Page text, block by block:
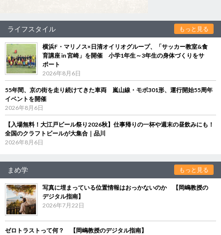
ライフスタイル もっと見る
横浜F・マリノス×日清オイリオグループ、「サッカー教室&食
育講座 in 宮崎」を開催 小学1年生～3年生の身体づくりをサ
ポート
2026年8月6日
55年間、京の街を走り続けてきた車両 嵐山線・モボ301形、運行開始55周年
イベントを開催
2026年8月6日
【入場無料！大江戸ビール祭り2026秋】仕事帰りの一杯や週末の昼飲みにも！
全国のクラフトビールが大集合｜品川
2026年8月6日
まめ学 もっと見る
写真に埋まっている位置情報はおっかないのか 【岡嶋教授の
デジタル指南】
2026年7月22日
ゼロトラストって何？ 【岡嶋教授のデジタル指南】